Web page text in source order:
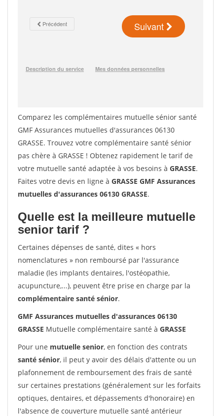
Comparez les complémentaires mutuelle sénior santé
GMF Assurances mutuelles d'assurances 06130
GRASSE. Trouvez votre complémentaire santé sénior
pas chère à GRASSE ! Obtenez rapidement le tarif de
votre mutuelle santé adaptée à vos besoins à GRASSE.
Faites votre devis en ligne à GRASSE GMF Assurances
mutuelles d'assurances 06130 GRASSE.
Quelle est la meilleure mutuelle
senior tarif ?
Certaines dépenses de santé, dites « hors
nomenclatures » non remboursé par l'assurance
maladie (les implants dentaires, l'ostéopathie,
acupuncture,...), peuvent être prise en charge par la
complémentaire santé sénior.
GMF Assurances mutuelles d'assurances 06130
GRASSE Mutuelle complémentaire santé à GRASSE
Pour une mutuelle senior, en fonction des contrats
santé sénior, il peut y avoir des délais d'attente ou un
plafonnement de remboursement des frais de santé
sur certaines prestations (généralement sur les forfaits
optiques, dentaires, et dépassements d'honoraire) en
l'absence de couverture mutuelle santé antérieur